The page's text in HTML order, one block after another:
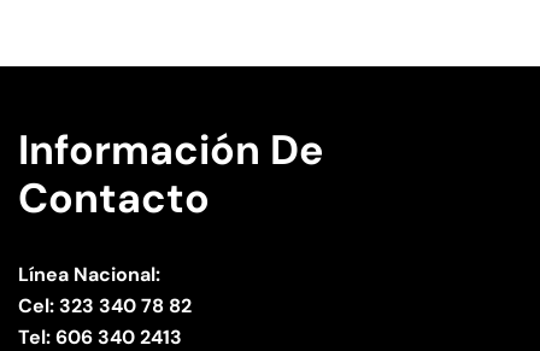
Información De
Contacto
Línea Nacional:
Cel: 323 340 78 82
Tel: 606 340 2413